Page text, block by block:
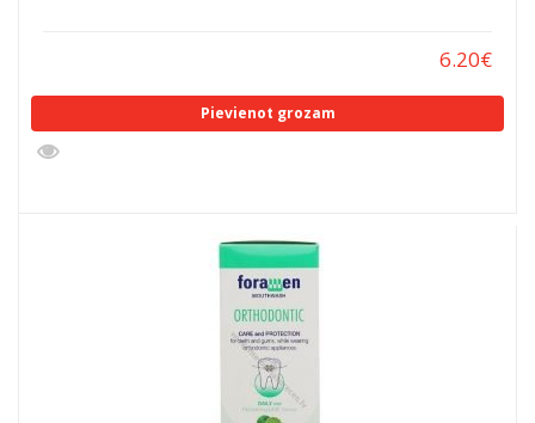
6.20€
Pievienot grozam